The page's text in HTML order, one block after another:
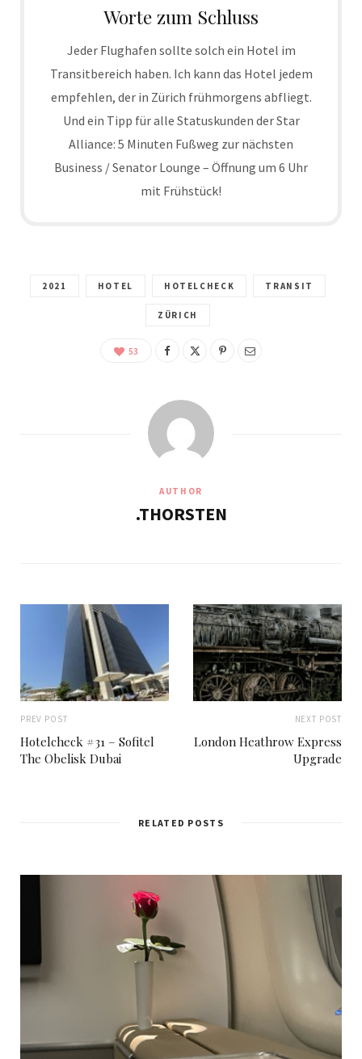
Worte zum Schluss
Jeder Flughafen sollte solch ein Hotel im
Transitbereich haben. Ich kann das Hotel jedem
empfehlen, der in Zürich frühmorgens abfliegt.
Und ein Tipp für alle Statuskunden der Star
Alliance: 5 Minuten Fußweg zur nächsten
Business / Senator Lounge – Öffnung um 6 Uhr
mit Frühstück!
2021 HOTEL HOTELCHECK TRANSIT
ZÜRICH
53
AUTHOR
.THORSTEN
PREV POST
Hotelcheck #31 – Sofitel
The Obelisk Dubai
NEXT POST
London Heathrow Express
Upgrade
RELATED POSTS